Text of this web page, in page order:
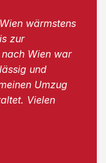
wärmstens
zur
Wien war
und
Umzug
Vielen